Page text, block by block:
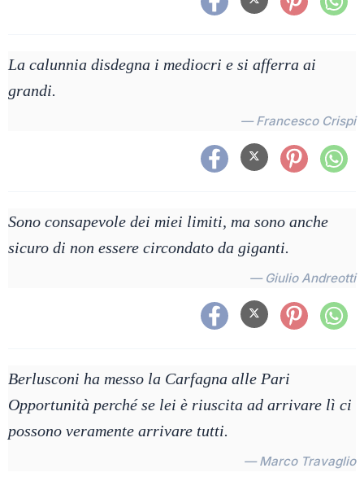
La calunnia disdegna i mediocri e si afferra ai
grandi.
— Francesco Crispi
Sono consapevole dei miei limiti, ma sono anche
sicuro di non essere circondato da giganti.
— Giulio Andreotti
Berlusconi ha messo la Carfagna alle Pari
Opportunità perché se lei è riuscita ad arrivare lì ci
possono veramente arrivare tutti.
— Marco Travaglio